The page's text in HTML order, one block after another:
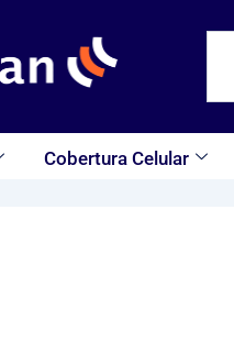
Cobertura Celular